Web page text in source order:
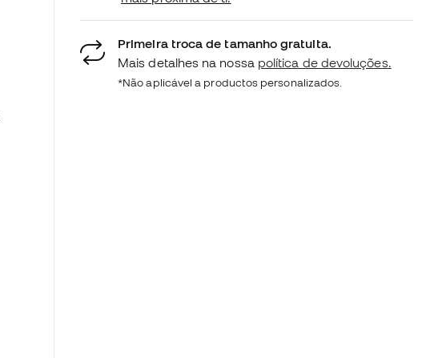
Primeira troca de tamanho gratuita.
Mais detalhes na nossa política de devoluções.
*Não aplicável a productos personalizados.